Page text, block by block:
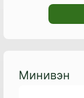
Минивэн